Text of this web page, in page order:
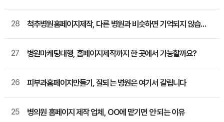
28 척추병원홈페이지제작, 다른 병원과 비슷하면 기억되지 않습니다
27 병원마케팅대행, 홈페이지제작까지 한 곳에서 가능할까요?
26 피부과홈페이지만들기, 잘되는 병원은 여기서 갈립니다
25 병의원 홈페이지 제작 업체, OO에 맡기면 안 되는 이유